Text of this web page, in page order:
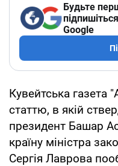
Будьте
Google
Кувейтська газета
статтю, в якій
президент Башар
країну міністра
Сергія Лаврова